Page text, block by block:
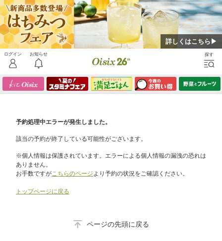
詳しくはこちら▶
予約処理中エラーが発生しました。
該当の予約が終了している可能性がございます。
※個人情報は保護されています。エラーによる個人情報の漏洩の恐れは
ありません。
お手数ですがこちらのページより予約の状況をご確認ください。
トップページに戻る